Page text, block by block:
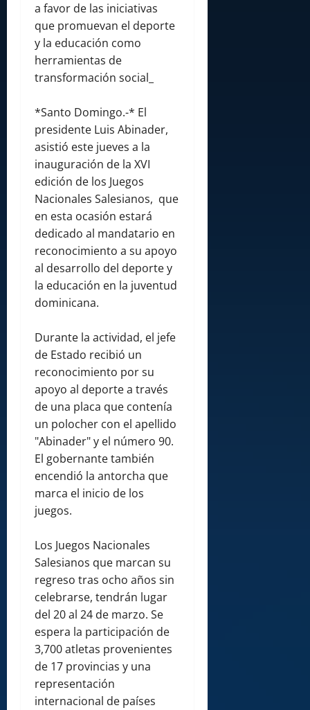
a favor de las iniciativas
que promuevan el deporte
y la educación como
herramientas de
transformación social_
*Santo Domingo.-* El
presidente Luis Abinader,
asistió este jueves a la
inauguración de la XVI
edición de los Juegos
Nacionales Salesianos, que
en esta ocasión estará
dedicado al mandatario en
reconocimiento a su apoyo
al desarrollo del deporte y
la educación en la juventud
dominicana.
Durante la actividad, el jefe
de Estado recibió un
reconocimiento por su
apoyo al deporte a través
de una placa que contenía
un polocher con el apellido
"Abinader" y el número 90.
El gobernante también
encendió la antorcha que
marca el inicio de los
juegos.
Los Juegos Nacionales
Salesianos que marcan su
regreso tras ocho años sin
celebrarse, tendrán lugar
del 20 al 24 de marzo. Se
espera la participación de
3,700 atletas provenientes
de 17 provincias y una
representación
internacional de países